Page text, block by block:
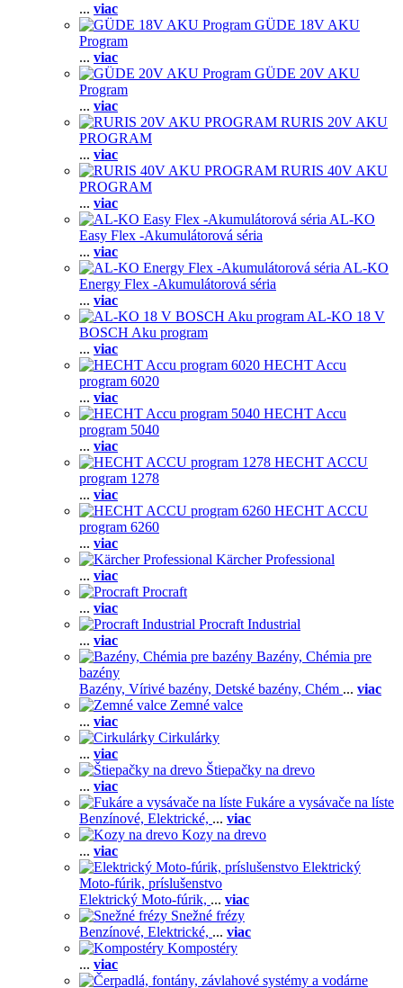
... viac
GÜDE 18V AKU
Program
... viac
GÜDE 20V AKU
Program
... viac
RURIS 20V AKU
PROGRAM
... viac
RURIS 40V AKU
PROGRAM
... viac
AL-KO
Easy Flex -Akumulátorová séria
... viac
AL-KO
Energy Flex -Akumulátorová séria
... viac
AL-KO 18 V
BOSCH Aku program
... viac
HECHT Accu
program 6020
... viac
HECHT Accu
program 5040
... viac
HECHT ACCU
program 1278
... viac
HECHT ACCU
program 6260
... viac
Kärcher Professional
... viac
Procraft
... viac
Procraft Industrial
... viac
Bazény, Chémia pre
bazény
Bazény, Vírivé bazény, Detské bazény, Chém ... viac
Zemné valce
... viac
Cirkulárky
... viac
Štiepačky na drevo
... viac
Fukáre a vysávače na líste
Benzínové, Elektrické, ... viac
Kozy na drevo
... viac
Elektrický
Moto-fúrik, príslušenstvo
Elektrický Moto-fúrik, ... viac
Snežné frézy
Benzínové, Elektrické, ... viac
Kompostéry
... viac